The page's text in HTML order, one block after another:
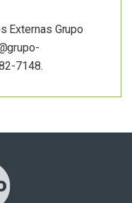
Externas Grupo
7148.